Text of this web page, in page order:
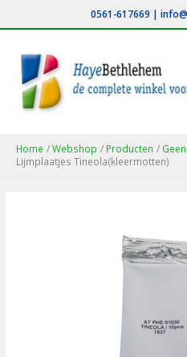
naar
inhoud
0561-617669 |
Home Webshop Producten
Lijmplaatjes Tineola(kleermotten)